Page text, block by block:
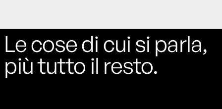
Le cose di cui si parla,
più tutto il resto.